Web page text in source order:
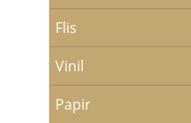
Flis
Vinil
Papir